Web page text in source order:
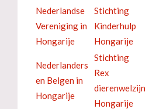
Nederlandse
Vereniging in
Hongarije
Stichting
Kinderhulp
Hongarije
Nederlanders
en Belgen in
Hongarije
Stichting
Rex
dierenwelzijn
Hongarije